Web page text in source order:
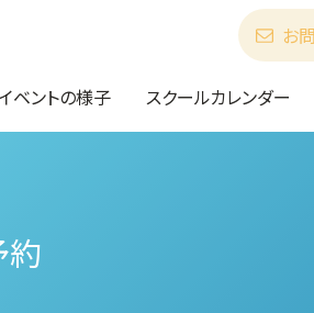
ベントの様子 スクールカレンダー
お
約